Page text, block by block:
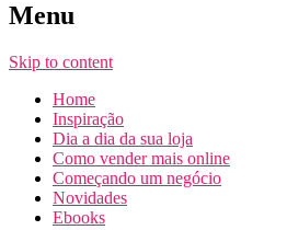
Menu
Skip to content
Home
Inspiração
Dia a dia da sua loja
Como vender mais online
Começando um negócio
Novidades
Ebooks